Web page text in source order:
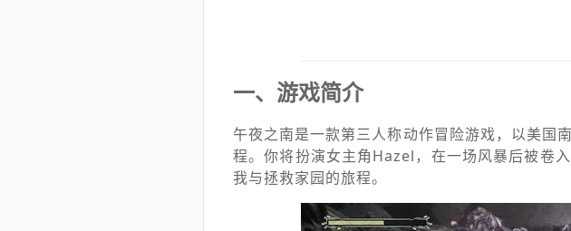
一、游戏简介
午夜之南是一款第三人称动作冒险游戏，以美国
程。你将扮演女主角Hazel，在一场风暴后被卷
我与拯救家园的旅程。